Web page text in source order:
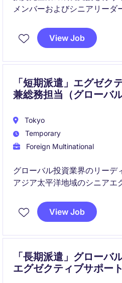
メンバーおよびシニアリーダ
整業務まで幅広く担当し、組
割を担います。
View Job
「短期派遣」エグゼク
兼総務担当（グローバ
Tokyo
Temporary
Foreign Multinational
グローバル投資業界のリーデ
アジア太平洋地域のシニアエ
加え、総務・管理業務まで幅
支える重要なポジションです。
View Job
「長期派遣」グローバ
エグゼクティブサポート